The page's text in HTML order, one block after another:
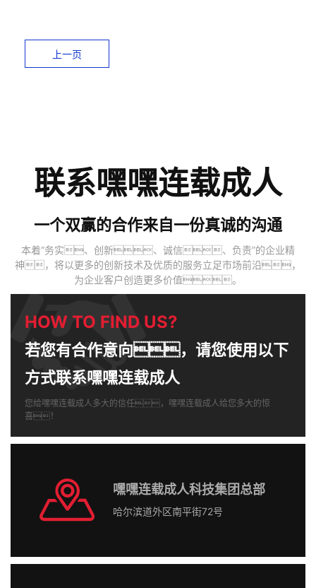
上一页
联系嘿嘿连载成人
一个双赢的合作来自一份真诚的沟通
本着“务实、创新、诚信、负责”的企业精
神，将以更多的创新技术及优质的服务立足市场前沿，
为企业客户创造更多价值。
HOW TO FIND US?
若您有合作意向，请您使用以下
方式联系嘿嘿连载成人
您给嘿嘿连载成人多大的信任，嘿嘿连载成人给您多大的惊
喜！
嘿嘿连载成人科技集团总部
哈尔滨道外区南平街72号